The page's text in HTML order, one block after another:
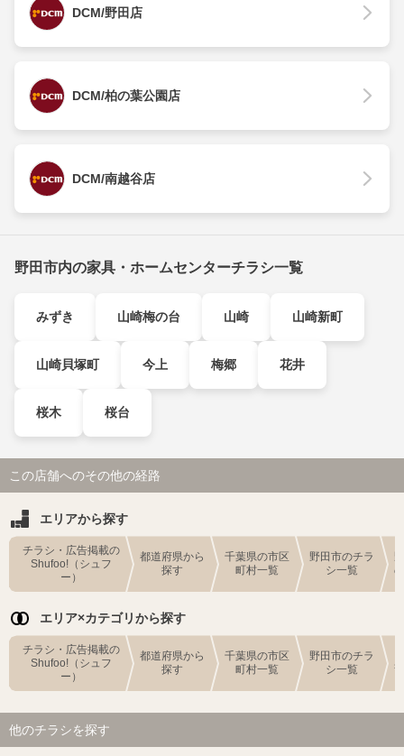
DCM/野田店
DCM/柏の葉公園店
DCM/南越谷店
野田市内の家具・ホームセンターチラシ一覧
みずき 山崎梅の台 山崎 山崎新町
山崎貝塚町 今上 梅郷 花井
桜木 桜台
この店舗へのその他の経路
エリアから探す
チラシ・広告掲載の
Shufoo!（シュフ
ー）
都道府県から
探す
千葉県の市区
町村一覧
野田市のチラ
シ一覧
エリア×カテゴリから探す
チラシ・広告掲載の
Shufoo!（シュフ
ー）
都道府県から
探す
千葉県の市区
町村一覧
野田市のチラ
シ一覧
他のチラシを探す